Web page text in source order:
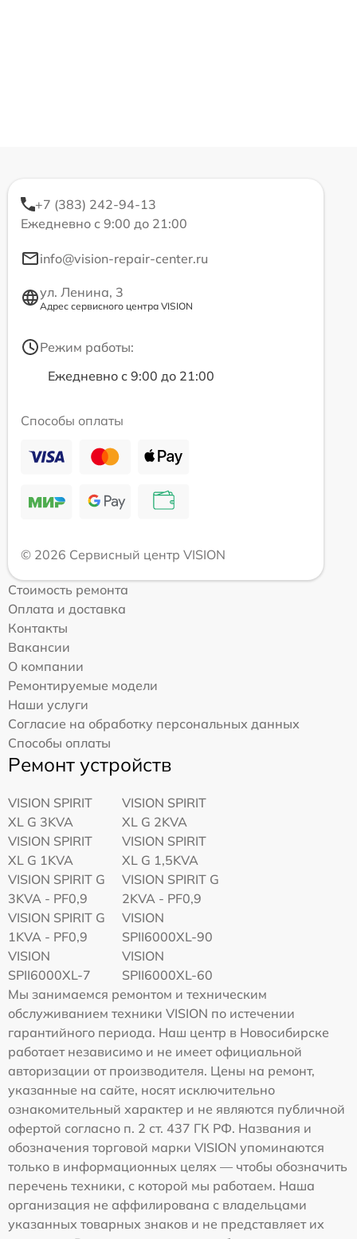
+7 (383) 242-94-13
Ежедневно с 9:00 до 21:00
info@vision-repair-center.ru
ул. Ленина, 3
Адрес сервисного центра VISION
Режим работы:
Ежедневно с 9:00 до 21:00
Способы оплаты
© 2026 Сервисный центр VISION
Стоимость ремонта
Оплата и доставка
Контакты
Вакансии
О компании
Ремонтируемые модели
Наши услуги
Согласие на обработку персональных данных
Способы оплаты
Ремонт устройств
VISION SPIRIT
XL G 3KVA
VISION SPIRIT
XL G 2KVA
VISION SPIRIT
XL G 1KVA
VISION SPIRIT
XL G 1,5KVA
VISION SPIRIT G
3KVA - PF0,9
VISION SPIRIT G
2KVA - PF0,9
VISION SPIRIT G
1KVA - PF0,9
VISION
SPII6000XL-90
VISION
SPII6000XL-7
VISION
SPII6000XL-60
Мы занимаемся ремонтом и техническим
обслуживанием техники VISION по истечении
гарантийного периода. Наш центр в Новосибирске
работает независимо и не имеет официальной
авторизации от производителя. Цены на ремонт,
указанные на сайте, носят исключительно
ознакомительный характер и не являются публичной
офертой согласно п. 2 ст. 437 ГК РФ. Названия и
обозначения торговой марки VISION упоминаются
только в информационных целях — чтобы обозначить
перечень техники, с которой мы работаем. Наша
организация не аффилирована с владельцами
указанных товарных знаков и не представляет их